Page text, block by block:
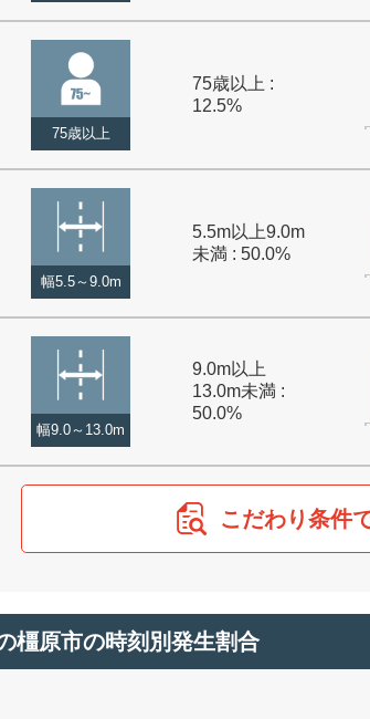
75歳以上
75歳以上 :
12.5%
幅5.5～9.0m
5.5m以上9.0m
未満 : 50.0%
幅9.0～13.0m
9.0m以上
13.0m未満 :
50.0%
こだわり条件
橿原市の時刻別発生割合